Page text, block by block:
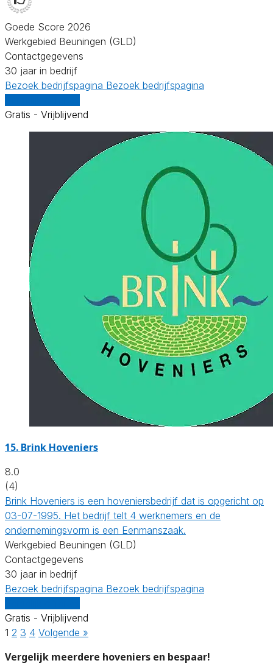
Goede Score 2026
Werkgebied Beuningen (GLD)
Contactgegevens
30 jaar in bedrijf
Bezoek bedrijfspagina Bezoek bedrijfspagina
Gratis - Vrijblijvend
15. Brink Hoveniers
8.0
(4)
Brink Hoveniers is een hoveniersbedrijf dat is opgericht op
03-07-1995. Het bedrijf telt 4 werknemers en de
ondernemingsvorm is een Eenmanszaak.
Werkgebied Beuningen (GLD)
Contactgegevens
30 jaar in bedrijf
Bezoek bedrijfspagina Bezoek bedrijfspagina
Gratis - Vrijblijvend
1 2 3 4 Volgende »
Vergelijk meerdere hoveniers en bespaar!